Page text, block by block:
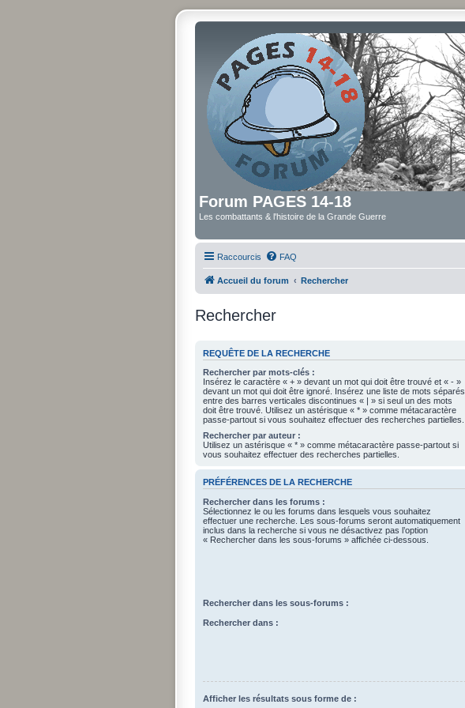
Forum PAGES 14-18
Les combattants & l'histoire de la Grande Guerre
Raccourcis FAQ
Accueil du forum Rechercher
Rechercher
REQUÊTE DE LA RECHERCHE
Rechercher par mots-clés :
Insérez le caractère « + » devant un mot qui doit être trouvé et « - »
devant un mot qui doit être ignoré. Insérez une liste de mots séparés
entre des barres verticales discontinues « | » si seul un des mots
doit être trouvé. Utilisez un astérisque « * » comme métacaractère
passe-partout si vous souhaitez effectuer des recherches partielles.
Rechercher par auteur :
Utilisez un astérisque « * » comme métacaractère passe-partout si
vous souhaitez effectuer des recherches partielles.
PRÉFÉRENCES DE LA RECHERCHE
Rechercher dans les forums :
Sélectionnez le ou les forums dans lesquels vous souhaitez
effectuer une recherche. Les sous-forums seront automatiquement
inclus dans la recherche si vous ne désactivez pas l’option
« Rechercher dans les sous-forums » affichée ci-dessous.
Rechercher dans les sous-forums :
Rechercher dans :
Afficher les résultats sous forme de :